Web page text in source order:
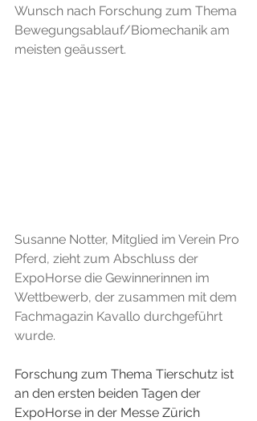
Wunsch nach Forschung zum Thema
Bewegungsablauf/Biomechanik am
meisten geäussert.
Susanne Notter, Mitglied im Verein Pro
Pferd, zieht zum Abschluss der
ExpoHorse die Gewinnerinnen im
Wettbewerb, der zusammen mit dem
Fachmagazin Kavallo durchgeführt
wurde.
Forschung zum Thema Tierschutz ist
an den ersten beiden Tagen der
ExpoHorse in der Messe Zürich